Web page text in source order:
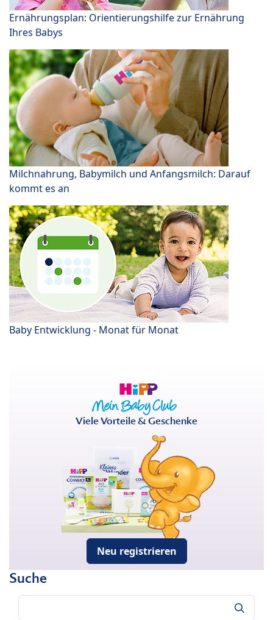
Ernährungsplan: Orientierungshilfe zur Ernährung
Ihres Babys
Milchnahrung, Babymilch und Anfangsmilch: Darauf
kommt es an
Baby Entwicklung - Monat für Monat
Viele Vorteile & Geschenke
Neu registrieren
Suche